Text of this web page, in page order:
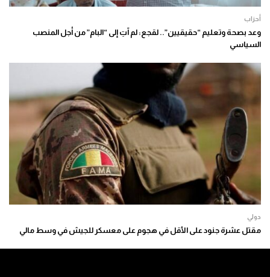
أحزاب
وعد بصحة وتعليم “حقيقيين”.. لقجع: لم آتِ إلى “البام” من أجل المنصب
السياسي
دولي
مقتل عشرة جنود على الأقل في هجوم على معسكر للجيش في وسط مالي